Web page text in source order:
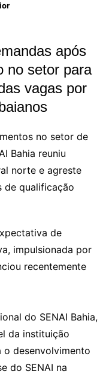
após
no setor para
vagas por
no setor de
Bahia reuniu
norte e agreste
de qualificação
de
impulsionada por
recentemente
do SENAI Bahia,
da instituição
desenvolvimento
do SENAI na